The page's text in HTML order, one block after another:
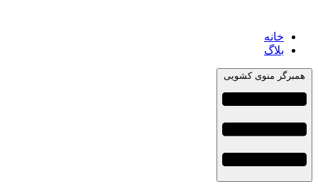
خانه
بلاگ
همبرگر منوی کشویی